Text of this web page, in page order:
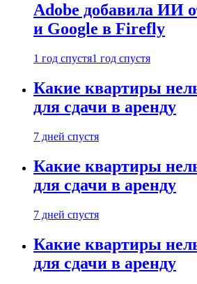
Adobe добавила ИИ
и Google в Firefly
1 год спустя1 год спустя
Какие квартиры
для сдачи в аренду
7 дней спустя
Какие квартиры
для сдачи в аренду
7 дней спустя
Какие квартиры
для сдачи в аренду